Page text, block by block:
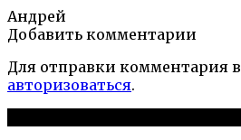
Андрей
Добавить комментарии
Для отправки комментария
авторизоваться.